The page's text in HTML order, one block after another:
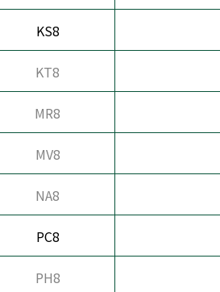
KS8
KT8
MR8
MV8
NA8
PC8
PH8